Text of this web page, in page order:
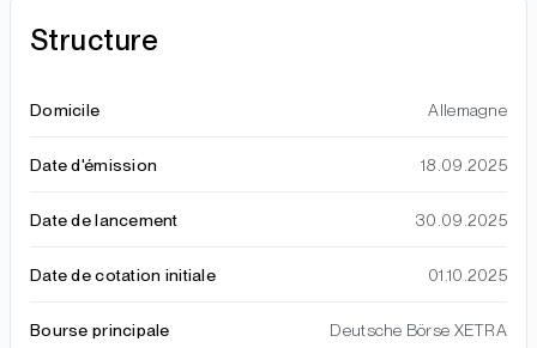
Structure
Domicile Allemagne
Date d'émission 18.09.2025
Date de lancement 30.09.2025
Date de cotation initiale 01.10.2025
Bourse principale Deutsche Börse XETRA